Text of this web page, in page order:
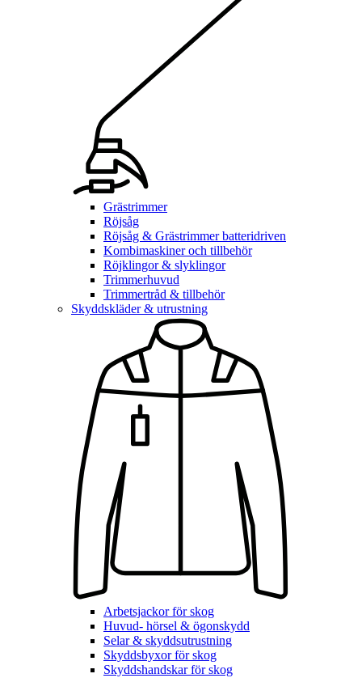
Grästrimmer
Röjsåg
Röjsåg & Grästrimmer batteridriven
Kombimaskiner och tillbehör
Röjklingor & slyklingor
Trimmerhuvud
Trimmertråd & tillbehör
Skyddskläder & utrustning
Arbetsjackor för skog
Huvud- hörsel & ögonskydd
Selar & skyddsutrustning
Skyddsbyxor för skog
Skyddshandskar för skog